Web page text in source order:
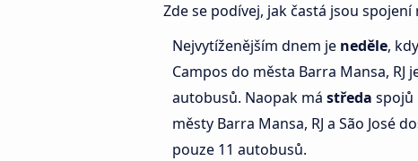
Zde se podívej, jak častá jsou spojení
Nejvytíženějším dnem je neděle,
Campos do města Barra Mansa, RJ
autobusů. Naopak má středa spojů
městy Barra Mansa, RJ a São José
pouze 11 autobusů.